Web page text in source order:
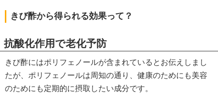
きび酢から得られる効果って？
抗酸化作用で老化予防
きび酢にはポリフェノールが含まれているとお伝えしまし
たが、ポリフェノールは周知の通り、健康のためにも美容
のためにも定期的に摂取したい成分です。